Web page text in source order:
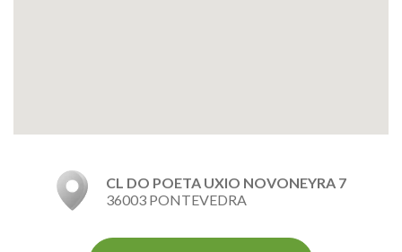
CL DO POETA UXIO NOVONEYRA 7
36003 PONTEVEDRA